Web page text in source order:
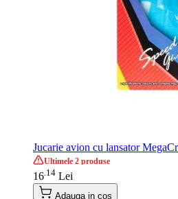
Jucarie avion cu lansator
Ultimele 2 produse
16 14 Lei
Adauga in cos